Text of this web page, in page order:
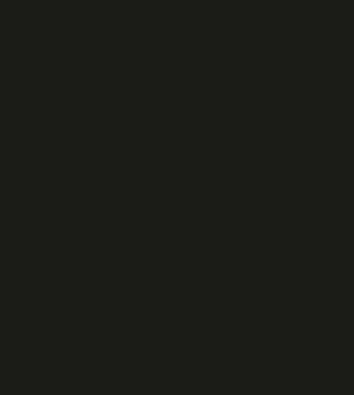
a despedida de
sobre o Corinthians, pelo
haver mais saídas, como a de
se despediu e está indo, esse já
elucidativa, é tão esclarecedora no
eu queria renovar, eles disseram